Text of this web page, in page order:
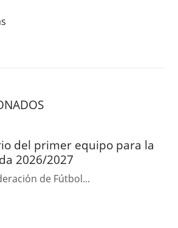
del primer equipo para la
2026/2027
de Fútbol...